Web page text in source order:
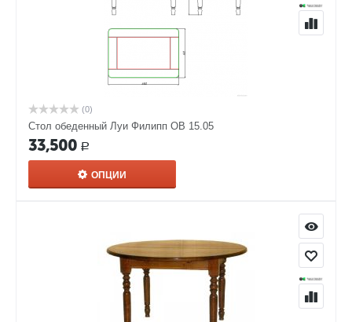
(0)
Стол обеденный Луи Филипп ОВ 15.05
33,500 Р
ОПЦИИ